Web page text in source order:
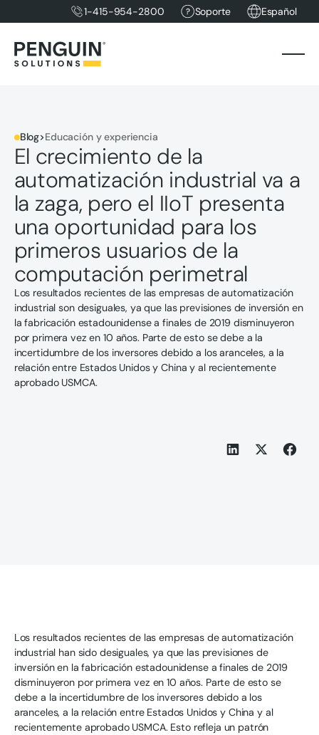
1-415-954-2800 Soporte Español
Blog>Educación y experiencia
El crecimiento de la
automatización industrial va a
la zaga, pero el IIoT presenta
una oportunidad para los
primeros usuarios de la
computación perimetral
Los resultados recientes de las empresas de automatización
industrial son desiguales, ya que las previsiones de inversión en
la fabricación estadounidense a finales de 2019 disminuyeron
por primera vez en 10 años. Parte de esto se debe a la
incertidumbre de los inversores debido a los aranceles, a la
relación entre Estados Unidos y China y al recientemente
aprobado USMCA.
Los resultados recientes de las empresas de automatización
industrial han sido desiguales, ya que las previsiones de
inversión en la fabricación estadounidense a finales de 2019
disminuyeron por primera vez en 10 años. Parte de esto se
debe a la incertidumbre de los inversores debido a los
aranceles, a la relación entre Estados Unidos y China y al
recientemente aprobado USMCA. Esto refleja un patrón